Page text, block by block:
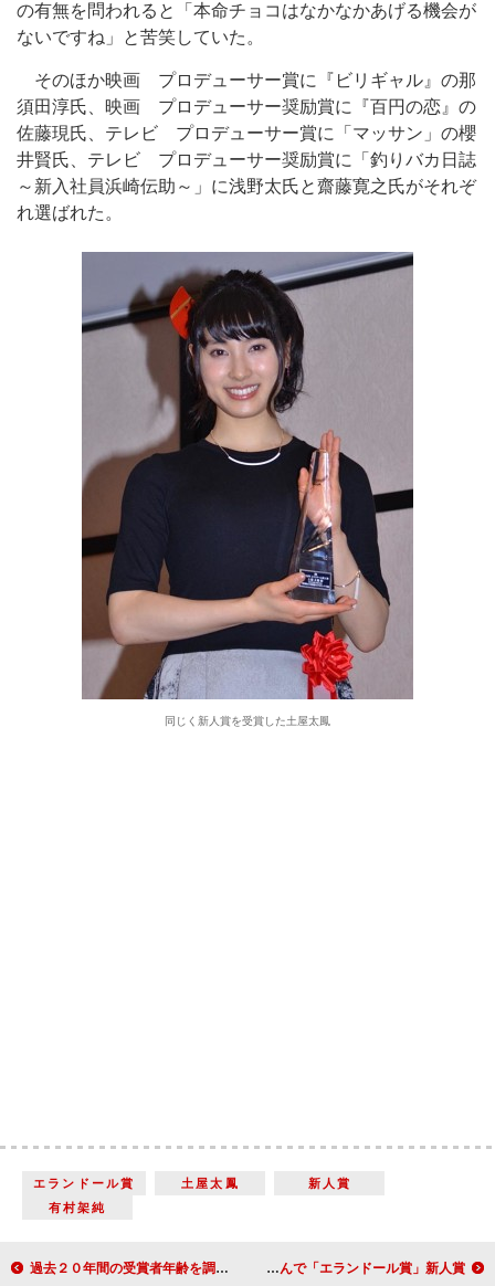
の有無を問われると「本命チョコはなかなかあげる機会が
ないですね」と苦笑していた。
そのほか映画 プロデューサー賞に『ビリギャル』の那
須田淳氏、映画 プロデューサー奨励賞に『百円の恋』の
佐藤現氏、テレビ プロデューサー賞に「マッサン」の櫻
井賢氏、テレビ プロデューサー奨励賞に「釣りバカ日誌
～新入社員浜崎伝助～」に浅野太氏と齋藤寛之氏がそれぞ
れ選ばれた。
同じく新人賞を受賞した土屋太鳳
エランドール賞 土屋太鳳
新人賞
有村架純
過去２０年間の受賞者年齢を調べた吉田羊 エランドール賞“最年長新人賞” 菅田将暉、マネジャーとハイタッチ 寝る間も惜しんで「エランドール賞」新人賞